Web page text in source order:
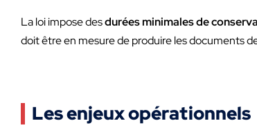
La loi impose desdurées minimales de
doit être en mesure de produire les documents
Les enjeux opérationnels